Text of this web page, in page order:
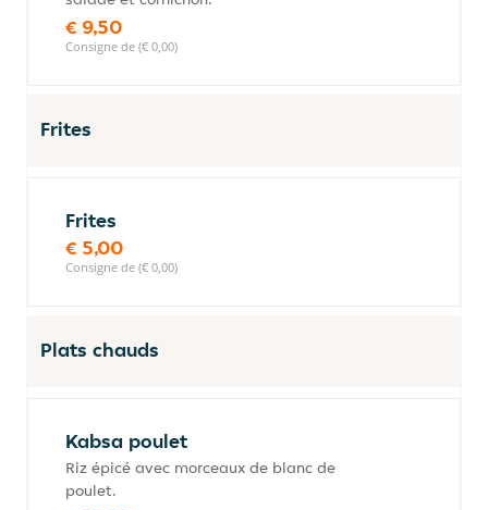
€ 9,50
Consigne de (€ 0,00)
Frites
Frites
€ 5,00
Consigne de (€ 0,00)
Plats chauds
Kabsa poulet
Riz épicé avec morceaux de blanc de
poulet.